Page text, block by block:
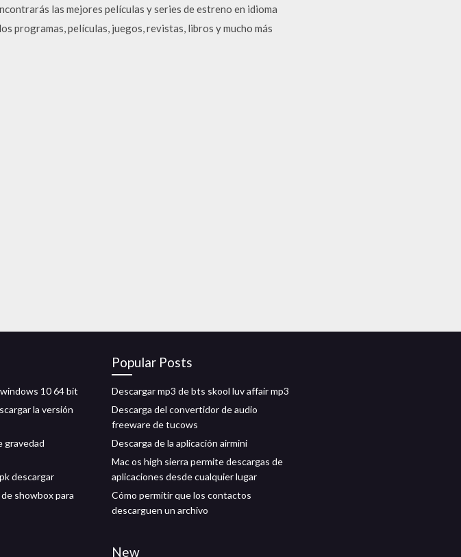
las mejores películas y series de estreno en idioma
programas, películas, juegos, revistas, libros y mucho más
10 64 bit
la versión
gravedad
descargar
showbox para
Popular Posts
Descargar mp3 de bts skool luv affair mp3
Descarga del convertidor de audio
freeware de tucows
Descarga de la aplicación airmini
Mac os high sierra permite descargas de
aplicaciones desde cualquier lugar
Cómo permitir que los contactos
descarguen un archivo
New